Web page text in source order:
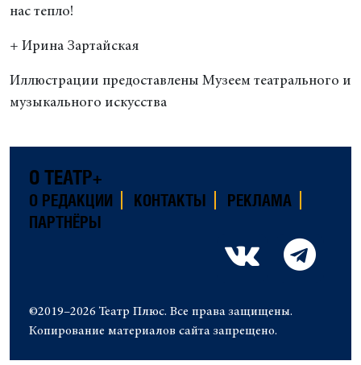
нас тепло!
+ Ирина Зартайская
Иллюстрации предоставлены Музеем театрального и
музыкального искусства
О ТЕАТР+
О РЕДАКЦИИ КОНТАКТЫ
РЕКЛАМА
ПАРТНЁРЫ
©2019–2026 Театр Плюс. Все права защищены.
Копирование материалов сайта запрещено.